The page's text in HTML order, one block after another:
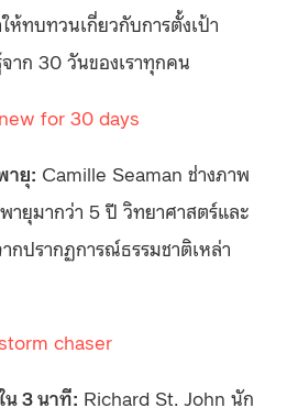
ทบทวนเกี่ยวกับการตั้งเป้า
าก 30 วันของเราทุกคน
for 30 days
ายุ: Camille Seaman ช่างภาพ
ายุมากว่า 5 ปี วิทยาศาสตร์และ
กปรากฏการณ์ธรรมชาติเหล่า
chaser
น 3 นาที: Richard St. John นัก